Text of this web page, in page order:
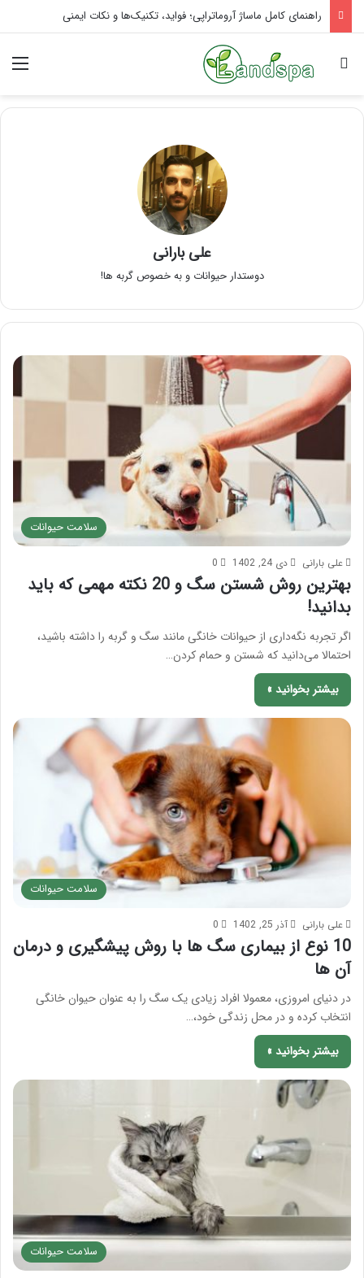
راهنمای کامل ماساژ آروماتراپی؛ فواید، تکنیک‌ها و نکات ایمنی
جستجو برای
علی بارانی
دوستدار حیوانات و به خصوص گربه ها!
سلامت حیوانات
علی بارانی دی 24, 1402 0
بهترین روش شستن سگ و 20 نکته مهمی که باید
بدانید!
اگر تجربه نگه‌داری از حیوانات خانگی مانند سگ و گربه را داشته باشید،
احتمالا می‌دانید که شستن و حمام کردن…
بیشتر بخوانید »
سلامت حیوانات
علی بارانی آذر 25, 1402 0
10 نوع از بیماری سگ ها با روش پیشگیری و درمان
آن ها
در دنیای امروزی، معمولا افراد زیادی یک سگ را به عنوان حیوان خانگی
انتخاب کرده و در محل زندگی خود،…
بیشتر بخوانید »
سلامت حیوانات